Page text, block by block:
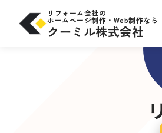
リフォーム会社の
ホームページ制作・Web制作なら
クーミル株式会社